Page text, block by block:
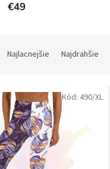
€49
Najlacnejšie Najdrahšie
Kód: 490/XL